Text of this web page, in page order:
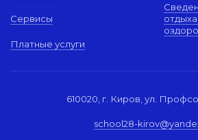
Сервисы
Платные услуги
610020, г. Киров, ул.
school28-